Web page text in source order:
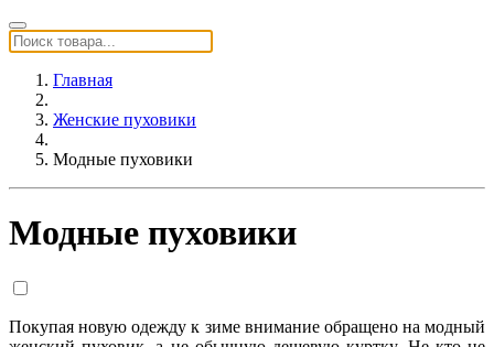
Главная
Женские пуховики
Модные пуховики
Модные пуховики
Покупая новую одежду к зиме внимание обращено на модный